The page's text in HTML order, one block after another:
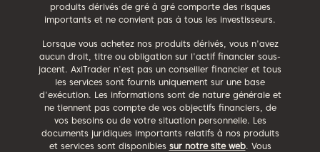
produits dérivés de gré à gré comporte des risques
importants et ne convient pas à tous les investisseurs.
Lorsque vous achetez nos produits dérivés, vous n'avez
aucun droit, titre ou obligation sur l'actif financier sous-
jacent. AxiTrader n'est pas un conseiller financier et tous
les services sont fournis uniquement sur une base
d'exécution. Les informations sont de nature générale et
ne tiennent pas compte de vos objectifs financiers, de
vos besoins ou de votre situation personnelle. Les
documents juridiques importants relatifs à nos produits
et services sont disponibles sur notre site web. Vous